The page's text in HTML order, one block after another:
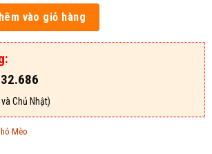
Ăn Vặt Dành Cho Chó Mèo - TACCM71 số lượng
vào giỏ hàng
Chủ Nhật)
Mèo